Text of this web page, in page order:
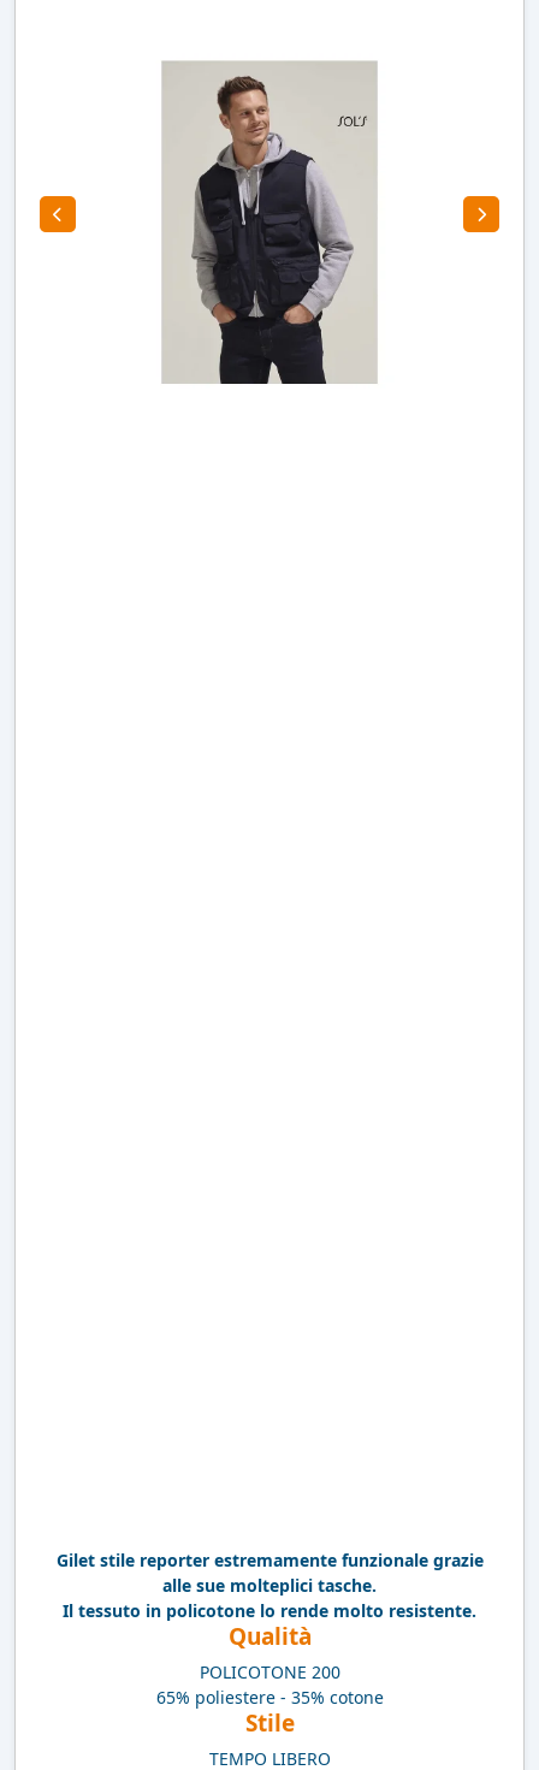
Gilet stile reporter estremamente funzionale grazie
alle sue molteplici tasche.
Il tessuto in policotone lo rende molto resistente.
Qualità
POLICOTONE 200
65% poliestere - 35% cotone
Stile
TEMPO LIBERO